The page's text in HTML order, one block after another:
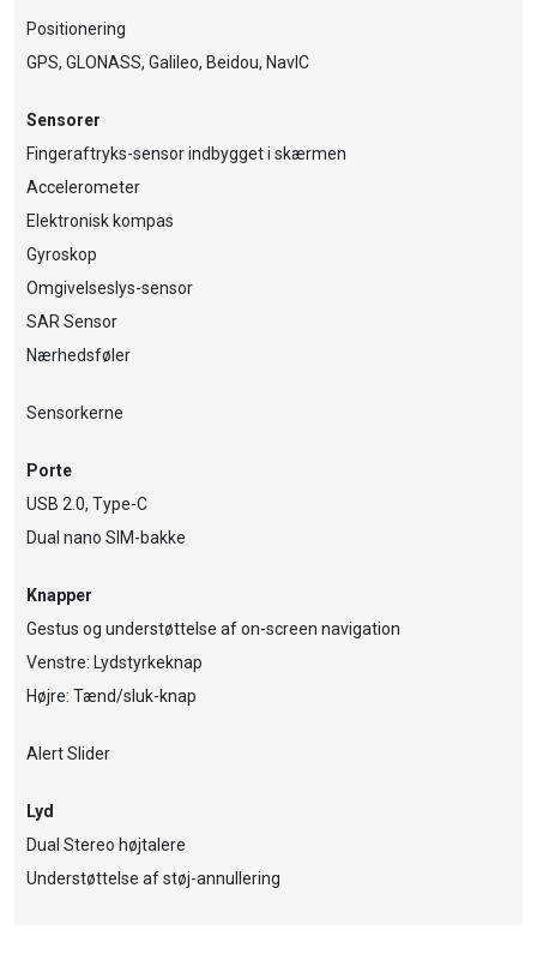
Positionering
GPS, GLONASS, Galileo, Beidou, NavIC
Sensorer
Fingeraftryks-sensor indbygget i skærmen
Accelerometer
Elektronisk kompas
Gyroskop
Omgivelseslys-sensor
SAR Sensor
Nærhedsføler
Sensorkerne
Porte
USB 2.0, Type-C
Dual nano SIM-bakke
Knapper
Gestus og understøttelse af on-screen navigation
Venstre: Lydstyrkeknap
Højre: Tænd/sluk-knap
Alert Slider
Lyd
Dual Stereo højtalere
Understøttelse af støj-annullering